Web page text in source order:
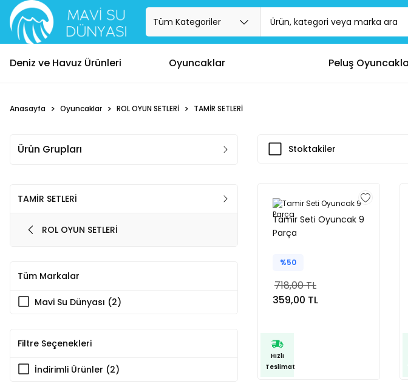
Deniz ve Havuz Ürünleri Oyuncaklar Peluş
Anasayfa Oyuncaklar ROL OYUN SETLERİ TAMİR SETLERİ
Ürün Grupları
TAMİR SETLERİ
ROL OYUN SETLERİ
Tüm Markalar
Mavi Su Dünyası (2)
Filtre Seçenekleri
İndirimli Ürünler (2)
Stoktakiler
Tamir Seti Oyuncak 9
Parça
%50
718,00 TL
359,00 TL
Hızlı
Teslimat